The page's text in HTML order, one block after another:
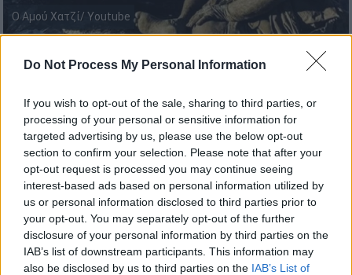
Do Not Process My Personal Information
If you wish to opt-out of the sale, sharing to third parties, or
processing of your personal or sensitive information for
targeted advertising by us, please use the below opt-out
section to confirm your selection. Please note that after your
opt-out request is processed you may continue seeing
interest-based ads based on personal information utilized by
us or personal information disclosed to third parties prior to
your opt-out. You may separately opt-out of the further
disclosure of your personal information by third parties on the
IAB’s list of downstream participants. This information may
also be disclosed by us to third parties on the IAB’s List of
Ο Αμού Χατζί/ Youtube
Προσθέστε το ΕΘΝΟΣ στη Google
Ένας Ιρανός, ο οποίος έφερε τον τίτλο του
«πιο βρώμικου ανθρώπου στον κόσμο»
καθώς δεν είχε πλυθεί για δεκαετίες,
πέθανε σε ηλικία 94 ετών.
«Φοβόταν μην αρρωστήσει»